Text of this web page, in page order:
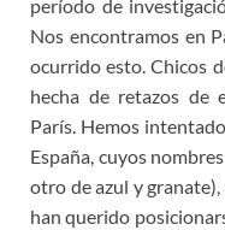
período de
Nos encontramos en
ocurrido esto. Chicos
hecha de retazos de
París. Hemos
España, cuyos
otro de azul y
han querido